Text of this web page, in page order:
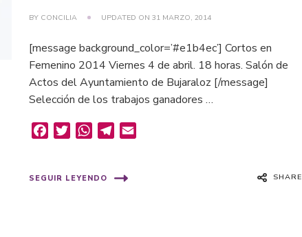
BY CONCILIA UPDATED ON31 MARZO, 2014
[message background_color=’#e1b4ec’] Cortos en
Femenino 2014 Viernes 4 de abril. 18 horas. Salón de
Actos del Ayuntamiento de Bujaraloz [/message]
Selección de los trabajos ganadores …
FacebookTwitterWhatsAppTelegram
SEGUIR LEYENDO SHARE